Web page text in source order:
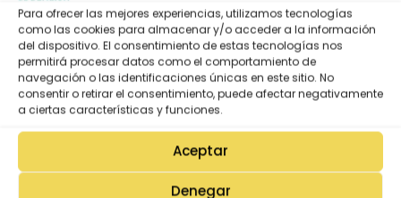
Para ofrecer las mejores experiencias, utilizamos tecnologías
como las cookies para almacenar y/o acceder a la información
del dispositivo. El consentimiento de estas tecnologías nos
permitirá procesar datos como el comportamiento de
navegación o las identificaciones únicas en este sitio. No
consentir o retirar el consentimiento, puede afectar negativamente
a ciertas características y funciones.
Aceptar
Denegar
Mi Cuenta
Lista de deseos
Mi Perfil
Descargas
Estado de mi pedido